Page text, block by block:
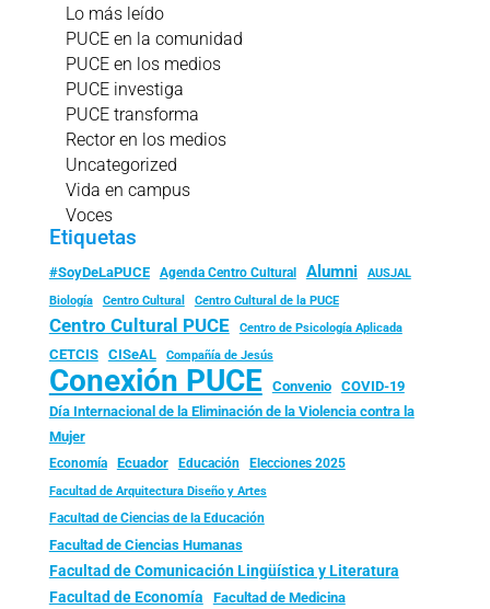
Lo más leído
PUCE en la comunidad
PUCE en los medios
PUCE investiga
PUCE transforma
Rector en los medios
Uncategorized
Vida en campus
Voces
Etiquetas
#SoyDeLaPUCE Agenda Centro Cultural Alumni
AUSJAL
Biología
Centro Cultural Centro Cultural de la PUCE
Centro Cultural PUCE Centro de Psicología Aplicada
CETCIS CISeAL Compañía de Jesús
Conexión PUCE Convenio
COVID-19
Día Internacional de la Eliminación de la Violencia contra la
Mujer
Economía Ecuador Educación Elecciones 2025
Facultad de Arquitectura Diseño y Artes
Facultad de Ciencias de la Educación
Facultad de Ciencias Humanas
Facultad de Comunicación Lingüística y Literatura
Facultad de Economía Facultad de Medicina